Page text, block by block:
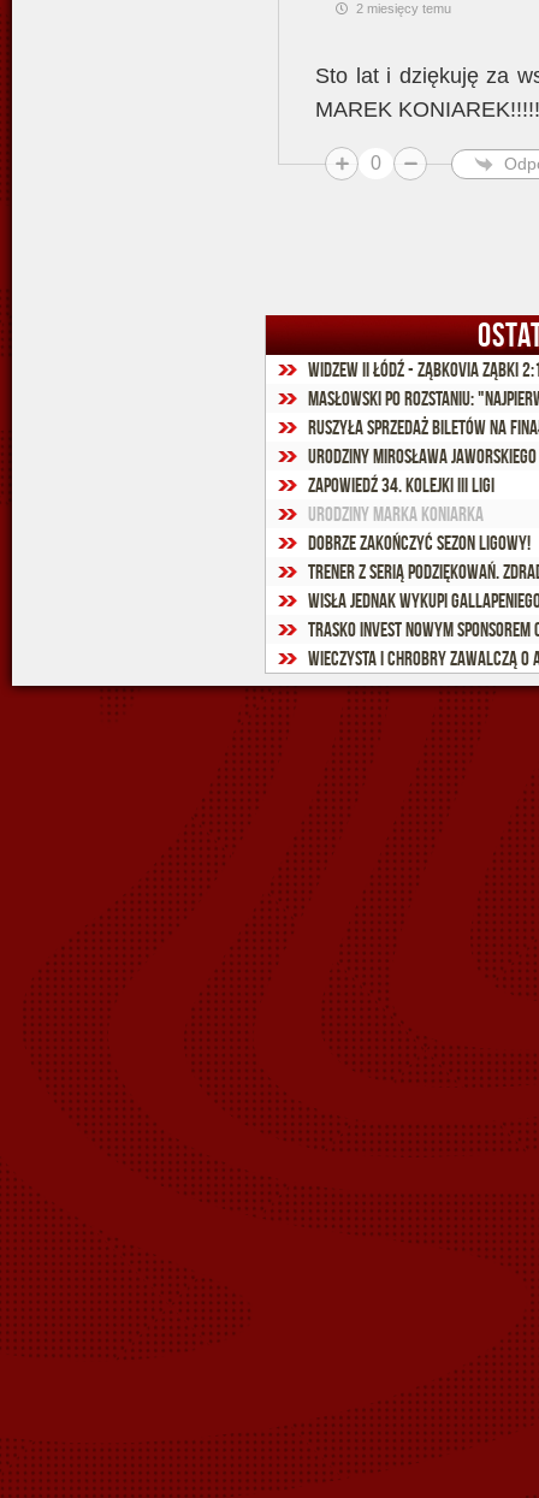
2 miesięcy temu
Sto lat i dziękuję za
MAREK
0
Widzew II Łódź - Ząbkovia Ząbki
Ruszyła sprzedaż biletów na
Urodziny Mirosława Jaworskiego
Zapowiedź 34. kolejki III ligi
Urodziny Marka Koniarka
Dobrze zakończyć sezon ligowy!
Trener z serią podziękowań.
Wisła jednak wykupi
Trasko Invest nowym
Wieczysta i Chrobry zawalczą o